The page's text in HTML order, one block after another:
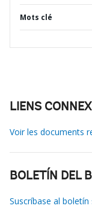
Mots clé
LIENS
Voir les documents
BOLETÍN DEL
Suscríbase al